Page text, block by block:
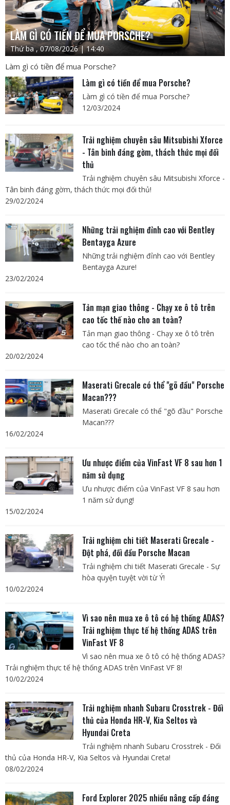
LÀM GÌ CÓ TIỀN ĐỂ MUA PORSCHE?
Thứ ba , 07/08/2026 | 14:40
Làm gì có tiền để mua Porsche?
Làm gì có tiền để mua Porsche?
Làm gì có tiền để mua Porsche?
12/03/2024
Trải nghiệm chuyên sâu Mitsubishi Xforce
- Tân binh đáng gờm, thách thức mọi đối
thủ
Trải nghiệm chuyên sâu Mitsubishi Xforce -
Tân binh đáng gờm, thách thức mọi đối thủ!
29/02/2024
Những trải nghiệm đỉnh cao với Bentley
Bentayga Azure
Những trải nghiệm đỉnh cao với Bentley
Bentayga Azure!
23/02/2024
Tản mạn giao thông - Chạy xe ô tô trên
cao tốc thế nào cho an toàn?
Tản mạn giao thông - Chạy xe ô tô trên
cao tốc thế nào cho an toàn?
20/02/2024
Maserati Grecale có thể "gõ đầu" Porsche
Macan???
Maserati Grecale có thể "gõ đầu" Porsche
Macan???
16/02/2024
Ưu nhược điểm của VinFast VF 8 sau hơn 1
năm sử dụng
Ưu nhược điểm của VinFast VF 8 sau hơn
1 năm sử dụng!
15/02/2024
Trải nghiệm chi tiết Maserati Grecale -
Đột phá, đối đầu Porsche Macan
Trải nghiệm chi tiết Maserati Grecale - Sự
hòa quyện tuyệt vời từ Ý!
10/02/2024
Vì sao nên mua xe ô tô có hệ thống ADAS?
Trải nghiệm thực tế hệ thống ADAS trên
VinFast VF 8
Vì sao nên mua xe ô tô có hệ thống ADAS?
Trải nghiệm thực tế hệ thống ADAS trên VinFast VF 8!
10/02/2024
Trải nghiệm nhanh Subaru Crosstrek - Đối
thủ của Honda HR-V, Kia Seltos và
Hyundai Creta
Trải nghiệm nhanh Subaru Crosstrek - Đối
thủ của Honda HR-V, Kia Seltos và Hyundai Creta!
08/02/2024
Ford Explorer 2025 nhiều nâng cấp đáng